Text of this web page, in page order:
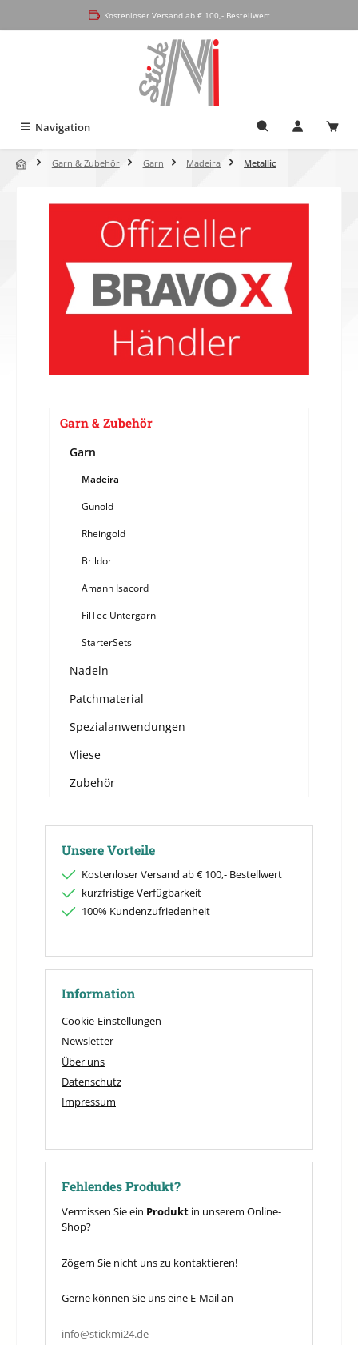
Kostenloser Versand ab € 100,- Bestellwert
Navigation
Garn & Zubehör Garn Madeira Metallic
Garn & Zubehör
Garn
Madeira
Gunold
Rheingold
Brildor
Amann Isacord
FilTec Untergarn
StarterSets
Nadeln
Patchmaterial
Spezialanwendungen
Vliese
Zubehör
Unsere Vorteile
Kostenloser Versand ab € 100,- Bestellwert
kurzfristige Verfügbarkeit
100% Kundenzufriedenheit
Information
Cookie-Einstellungen
Newsletter
Über uns
Datenschutz
Impressum
Fehlendes Produkt?
Vermissen Sie ein Produkt in unserem Online-
Shop?
Zögern Sie nicht uns zu kontaktieren!
Gerne können Sie uns eine E-Mail an
info@stickmi24.de